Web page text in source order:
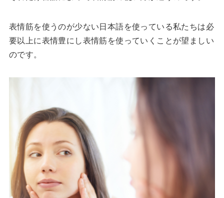
表情筋を使うのが少ない日本語を使っている私たちは必
要以上に表情豊にし表情筋を使っていくことが望ましい
のです。